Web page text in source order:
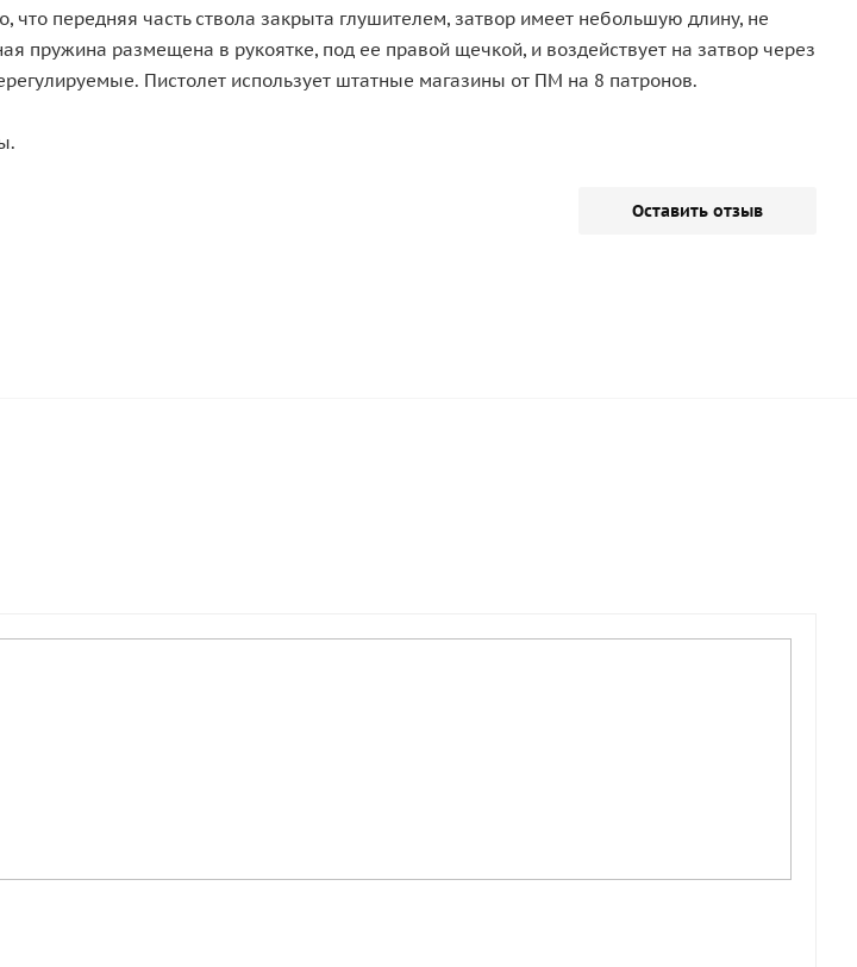
передняя часть ствола закрыта глушителем, затвор имеет небольшую длину, не
пружина размещена в рукоятке, под ее правой щечкой, и воздействует на затвор через
Пистолет использует штатные магазины от ПМ на 8 патронов.
Оставить отзыв